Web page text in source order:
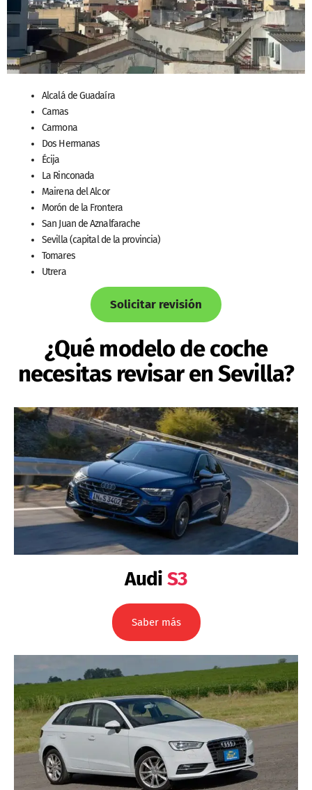
Alcalá de Guadaíra
Camas
Carmona
Dos Hermanas
Écija
La Rinconada
Mairena del Alcor
Morón de la Frontera
San Juan de Aznalfarache
Sevilla (capital de la provincia)
Tomares
Utrera
Solicitar revisión
¿Qué modelo de coche
necesitas revisar en Sevilla?
Audi S3
Saber más